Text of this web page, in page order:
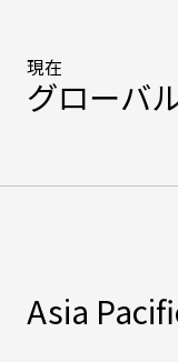
現在
グローバ
Asia